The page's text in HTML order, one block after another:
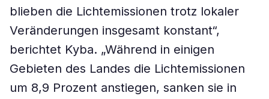
blieben die Lichtemissionen trotz lokaler
Veränderungen insgesamt konstant“,
berichtet Kyba. „Während in einigen
Gebieten des Landes die Lichtemissionen
um 8,9 Prozent anstiegen, sanken sie in